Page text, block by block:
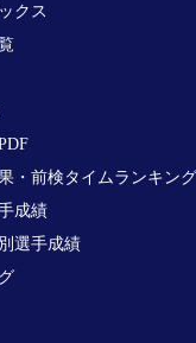
クス
・前検タイムランキング
成績
選手成績